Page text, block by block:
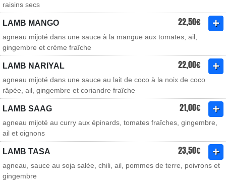
raisins secs
LAMB MANGO 22,50€
agneau mijoté dans une sauce à la mangue aux tomates, ail,
gingembre et crème fraîche
LAMB NARIYAL 22,00€
agneau mijoté dans une sauce au lait de coco à la noix de coco
râpée, ail, gingembre et coriandre fraîche
LAMB SAAG 21,00€
agneau mijoté au curry aux épinards, tomates fraîches, gingembre,
ail et oignons
LAMB TASA 23,50€
agneau, sauce au soja salée, chili, ail, pommes de terre, poivrons et
gingembre